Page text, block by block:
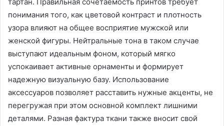
понимания того, как цветовой контраст и плотность
узора влияют на общее восприятие мужской или
женской фигуры. Нейтральные тона в таком случае
выступают идеальным фоном, который мягко
успокаивает активные орнаменты и формирует
надежную визуальную базу. Использование
аксессуаров позволяет расставить нужные акценты, не
перегружая при этом основной комплект лишними
деталями. Разная фактура ткани также вносит свой